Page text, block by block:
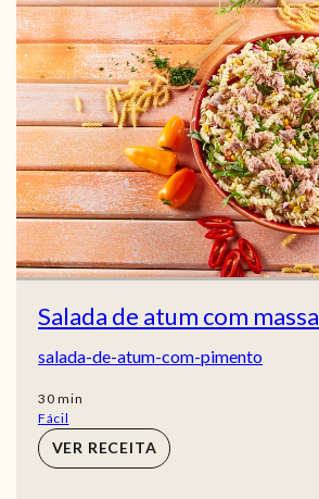
Salada de atum com massa
salada-de-atum-com-pimento
30min
min
Fácil
VER RECEITA